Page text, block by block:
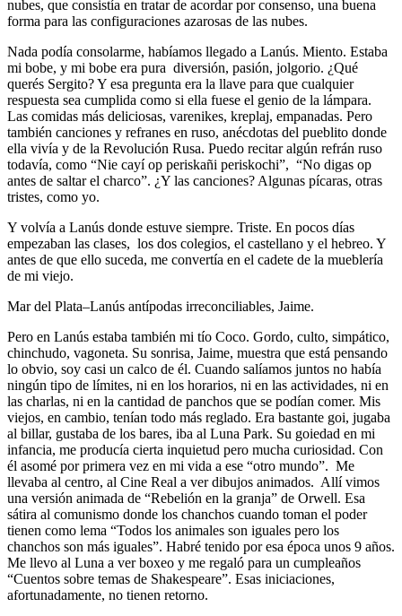
nubes, que consistía en tratar de acordar por consenso, una buena
forma para las configuraciones azarosas de las nubes.
Nada podía consolarme, habíamos llegado a Lanús. Miento. Estaba
mi bobe, y mi bobe era pura diversión, pasión, jolgorio. ¿Qué
querés Sergito? Y esa pregunta era la llave para que cualquier
respuesta sea cumplida como si ella fuese el genio de la lámpara.
Las comidas más deliciosas, varenikes, kreplaj, empanadas. Pero
también canciones y refranes en ruso, anécdotas del pueblito donde
ella vivía y de la Revolución Rusa. Puedo recitar algún refrán ruso
todavía, como “Nie cayí op periskañi periskochi”, “No digas op
antes de saltar el charco”. ¿Y las canciones? Algunas pícaras, otras
tristes, como yo.
Y volvía a Lanús donde estuve siempre. Triste. En pocos días
empezaban las clases, los dos colegios, el castellano y el hebreo. Y
antes de que ello suceda, me convertía en el cadete de la mueblería
de mi viejo.
Mar del Plata–Lanús antípodas irreconciliables, Jaime.
Pero en Lanús estaba también mi tío Coco. Gordo, culto, simpático,
chinchudo, vagoneta. Su sonrisa, Jaime, muestra que está pensando
lo obvio, soy casi un calco de él. Cuando salíamos juntos no había
ningún tipo de límites, ni en los horarios, ni en las actividades, ni en
las charlas, ni en la cantidad de panchos que se podían comer. Mis
viejos, en cambio, tenían todo más reglado. Era bastante goi, jugaba
al billar, gustaba de los bares, iba al Luna Park. Su goiedad en mi
infancia, me producía cierta inquietud pero mucha curiosidad. Con
él asomé por primera vez en mi vida a ese “otro mundo”. Me
llevaba al centro, al Cine Real a ver dibujos animados. Allí vimos
una versión animada de “Rebelión en la granja” de Orwell. Esa
sátira al comunismo donde los chanchos cuando toman el poder
tienen como lema “Todos los animales son iguales pero los
chanchos son más iguales”. Habré tenido por esa época unos 9 años.
Me llevo al Luna a ver boxeo y me regaló para un cumpleaños
“Cuentos sobre temas de Shakespeare”. Esas iniciaciones,
afortunadamente, no tienen retorno.